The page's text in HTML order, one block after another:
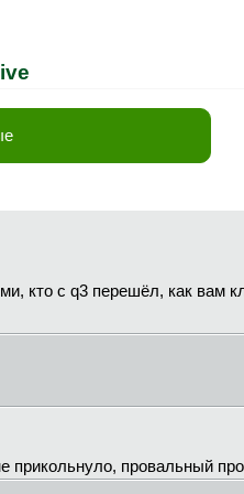
кто с q3 перешёл, как вам
провальный